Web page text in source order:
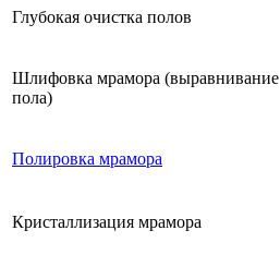
Глубокая очистка полов
Шлифовка мрамора (выравнивание
пола)
Полировка мрамора
Кристаллизация мрамора